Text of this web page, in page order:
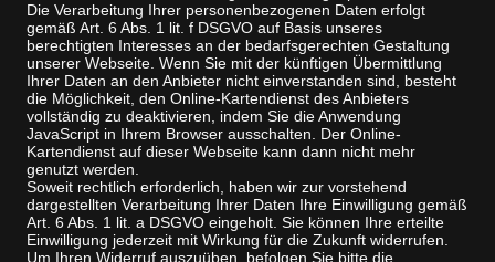
Die Verarbeitung Ihrer personenbezogenen Daten erfolgt
gemäß Art. 6 Abs. 1 lit. f DSGVO auf Basis unseres
berechtigten Interesses an der bedarfsgerechten Gestaltung
unserer Webseite. Wenn Sie mit der künftigen Übermittlung
Ihrer Daten an den Anbieter nicht einverstanden sind, besteht
die Möglichkeit, den Online-Kartendienst des Anbieters
vollständig zu deaktivieren, indem Sie die Anwendung
JavaScript in Ihrem Browser ausschalten. Der Online-
Kartendienst auf dieser Webseite kann dann nicht mehr
genutzt werden.
Soweit rechtlich erforderlich, haben wir zur vorstehend
dargestellten Verarbeitung Ihrer Daten Ihre Einwilligung gemäß
Art. 6 Abs. 1 lit. a DSGVO eingeholt. Sie können Ihre erteilte
Einwilligung jederzeit mit Wirkung für die Zukunft widerrufen.
Um Ihren Widerruf auszuüben, befolgen Sie bitte die